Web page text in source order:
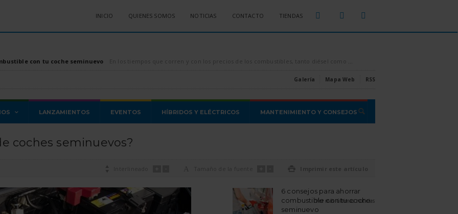
INICIO QUIENES SOMOS NOTICIAS CONTACTO TIENDAS
con tu coche seminuevo En los tiempos que corren y con los precios de los combustibles, tanto diésel como gasolina, disparados por los aires, es conveniente intentar ahorrar todo el combustible que se pueda, [...]
Galería Mapa Web RSS
LANZAMIENTOS EVENTOS HÍBRIDOS Y ELÉCTRICOS MANTENIMIENTO Y CONSEJOS
coches seminuevos?
Ver más últimas noticias
6 consejos para ahorrar
combustible con tu coche
seminuevo